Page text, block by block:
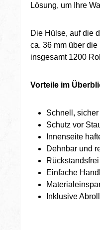
Lösung, um Ihre
Die Hülse, auf die
ca. 36 mm über
insgesamt 1200
Vorteile im
Schnell,
Schutz vor
Innenseite
Dehnbar und
Einfache
Inklusive